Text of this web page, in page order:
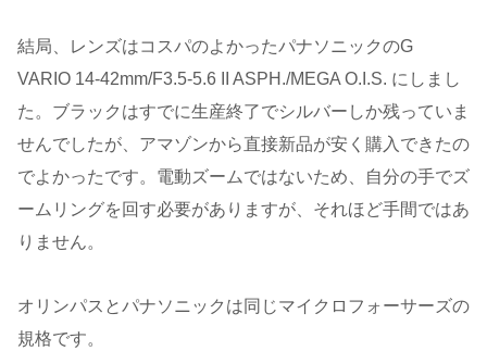
結局、レンズはコスパのよかったパナソニックのG
VARIO 14-42mm/F3.5-5.6 II ASPH./MEGA O.I.S. にしまし
た。ブラックはすでに生産終了でシルバーしか残っていま
せんでしたが、アマゾンから直接新品が安く購入できたの
でよかったです。電動ズームではないため、自分の手でズ
ームリングを回す必要がありますが、それほど手間ではあ
りません。
オリンパスとパナソニックは同じマイクロフォーサーズの
規格です。